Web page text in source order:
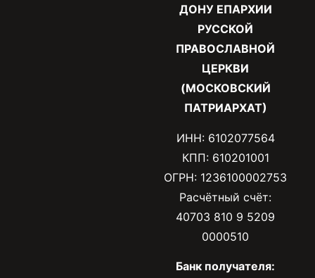
ДОНУ ЕПАРХИИ
РУССКОЙ
ПРАВОСЛАВНОЙ
ЦЕРКВИ
(МОСКОВСКИЙ
ПАТРИАРХАТ)
ИНН: 6102077564
КПП: 610201001
ОГРН: 1236100002753
Расчётный счёт:
40703 810 9 5209
0000510
Банк получателя: